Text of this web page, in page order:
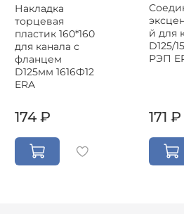
Накладка
торцевая
пластик 160*160
для канала с
фланцем
D125мм 1616Ф12
ERA
174 ₽
й для
D125/
РЭП
171 ₽